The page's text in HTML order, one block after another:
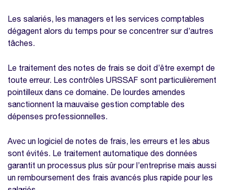
Les salariés, les managers et les services comptables
dégagent alors du temps pour se concentrer sur d’autres
tâches.
Le traitement des notes de frais se doit d’être exempt de
toute erreur. Les contrôles URSSAF sont particulièrement
pointilleux dans ce domaine. De lourdes amendes
sanctionnent la mauvaise gestion comptable des
dépenses professionnelles.
Avec un logiciel de notes de frais, les erreurs et les abus
sont évités. Le traitement automatique des données
garantit un processus plus sûr pour l’entreprise mais aussi
un remboursement des frais avancés plus rapide pour les